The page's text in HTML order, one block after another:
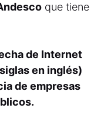
que tiene
de Internet
en inglés)
de empresas